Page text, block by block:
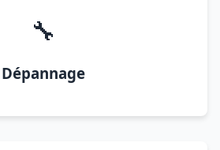
🔧
Dépannage